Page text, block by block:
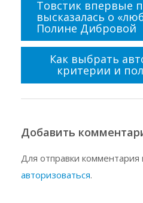
Товстик впервые
высказалась о
Полине Дибровой
Как выбрать
критерии и
Добавить
Для отправки
авторизоваться.